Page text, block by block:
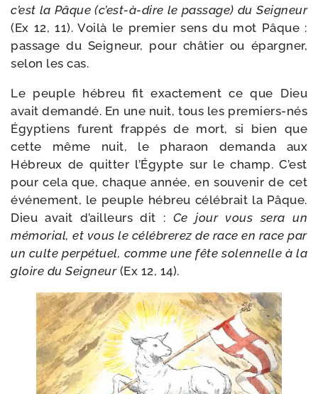
c’est la Pâque (c’est-à-dire le pas­sage) du Seigneur
(Ex 12, 11). Voilà le pre­mier sens du mot Pâque :
pas­sage du Seigneur, pour châ­tier ou épar­gner,
selon les cas.
Le peuple hébreu fit exac­te­ment ce que Dieu
avait deman­dé. En une nuit, tous les premiers-​nés
Égyptiens furent frap­pés de mort, si bien que
cette même nuit, le pha­raon deman­da aux
Hébreux de quit­ter l’Égypte sur le champ. C’est
pour cela que, chaque année, en sou­ve­nir de cet
évé­ne­ment, le peuple hébreu célé­brait la Pâque.
Dieu avait d’ailleurs dit : Ce jour vous sera un
mémo­rial, et vous le célé­bre­rez de race en race par
un culte per­pé­tuel, comme une fête solen­nelle à la
gloire du Seigneur(Ex 12, 14).